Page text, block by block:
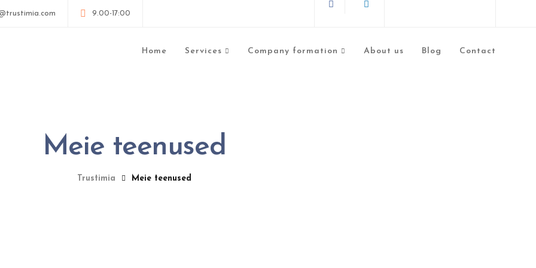
9.00-17:00
Home Services Company formation About us Blog Contact
Meie teenused
Trustimia Meie teenused